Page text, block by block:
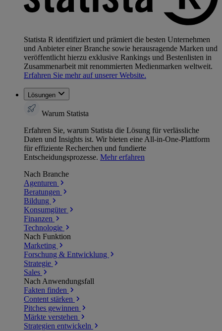
Statista R identifiziert und prämiert die besten Unternehmen
und Anbieter einer Branche sowie herausragende Marken und
veröffentlicht hierzu exklusive Rankings und Bestenlisten in
Zusammenarbeit mit renommierten Medienmarken weltweit.
Erfahren Sie mehr auf unserer Website.
Lösungen
Warum Statista
Erfahren Sie, warum Statista die Lösung für verlässliche
Daten und Insights ist. Wir bieten eine All-in-One-Plattform
für effiziente Recherchen und fundierte
Entscheidungsprozesse. Mehr erfahren
Nach Branche
Agenturen
Beratungen
Bildung
Konsumgüter
Finanzen
Technologie
Nach Funktion
Marketing
Forschung & Entwicklung
Strategie
Sales
Nach Anwendungsfall
Fakten finden
Content stärken
Pitches gewinnen
Märkte verstehen
Strategien entwickeln